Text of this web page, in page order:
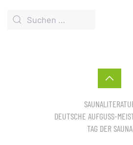
DEUTSCHE AUFGUSS-
TAG DER SAUNA